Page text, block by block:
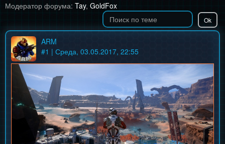
Модератор форума: Tay, GoldFox
ARM
#1 | Среда, 03.05.2017, 22:55